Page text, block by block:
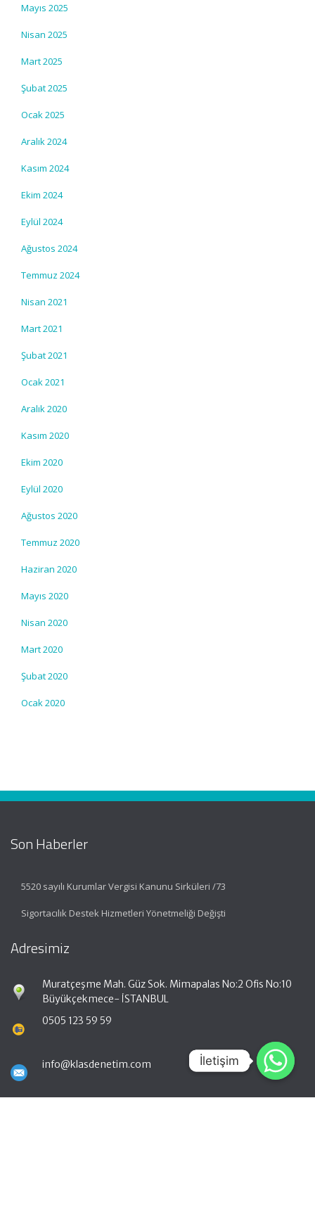
Mayıs 2025
Nisan 2025
Mart 2025
Şubat 2025
Ocak 2025
Aralık 2024
Kasım 2024
Ekim 2024
Eylül 2024
Ağustos 2024
Temmuz 2024
Nisan 2021
Mart 2021
Şubat 2021
Ocak 2021
Aralık 2020
Kasım 2020
Ekim 2020
Eylül 2020
Ağustos 2020
Temmuz 2020
Haziran 2020
Mayıs 2020
Nisan 2020
Mart 2020
Şubat 2020
Ocak 2020
Son Haberler
5520 sayılı Kurumlar Vergisi Kanunu Sirküleri /73
Sigortacılık Destek Hizmetleri Yönetmeliği Değişti
Adresimiz
Muratçeşme Mah. Güz Sok. Mimapalas No:2 Ofis No:10
Büyükçekmece- İSTANBUL
0505 123 59 59
info@klasdenetim.com İletişim
İletişim